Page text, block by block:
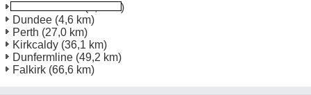
(3,3 km)
Dundee (4,6 km)
Perth (27,0 km)
Kirkcaldy (36,1 km)
Dunfermline (49,2 km)
Falkirk (66,6 km)